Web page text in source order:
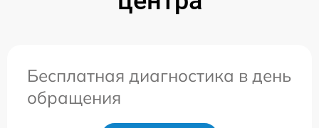
Бесплатная диагностика в день
обращения